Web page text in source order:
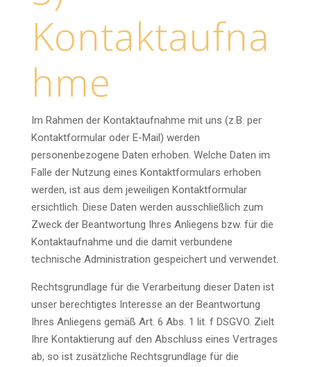
Kontaktaufna
hme
Im Rahmen der Kontaktaufnahme mit uns (z.B. per
Kontaktformular oder E-Mail) werden
personenbezogene Daten erhoben. Welche Daten im
Falle der Nutzung eines Kontaktformulars erhoben
werden, ist aus dem jeweiligen Kontaktformular
ersichtlich. Diese Daten werden ausschließlich zum
Zweck der Beantwortung Ihres Anliegens bzw. für die
Kontaktaufnahme und die damit verbundene
technische Administration gespeichert und verwendet.
Rechtsgrundlage für die Verarbeitung dieser Daten ist
unser berechtigtes Interesse an der Beantwortung
Ihres Anliegens gemäß Art. 6 Abs. 1 lit. f DSGVO. Zielt
Ihre Kontaktierung auf den Abschluss eines Vertrages
ab, so ist zusätzliche Rechtsgrundlage für die